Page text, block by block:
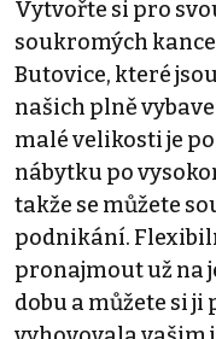
Vytvořte si pro
soukromých
Butovice, které
našich plně
malé velikosti je
nábytku po
takže se můžete
podnikání.
pronajmout už na
dobu a můžete si